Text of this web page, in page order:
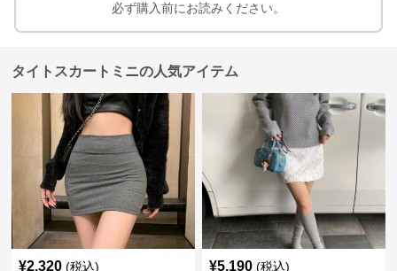
必ず購入前にお読みください。
タイトスカートミニの人気アイテム
¥2,320 (税込) ¥5,190 (税込)